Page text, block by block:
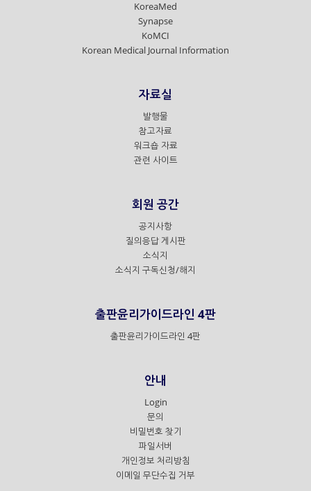
KoreaMed
Synapse
KoMCI
Korean Medical Journal Information
자료실
발행물
참고자료
워크숍 자료
관련 사이트
회원 공간
공지사항
질의응답 게시판
소식지
소식지 구독신청/해지
출판윤리가이드라인 4판
출판윤리가이드라인 4판
안내
Login
문의
비밀번호 찾기
파일서버
개인정보 처리방침
이메일 무단수집 거부